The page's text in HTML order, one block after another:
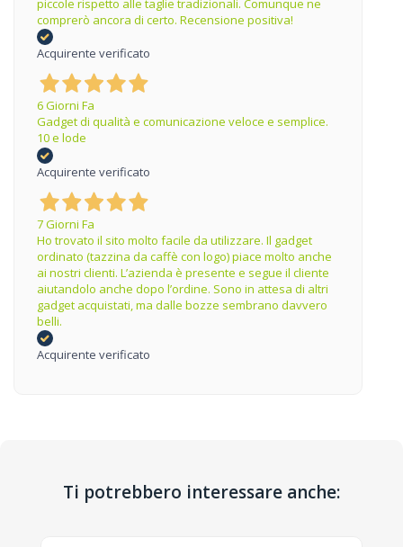
piccole rispetto alle taglie tradizionali. Comunque ne
comprerò ancora di certo. Recensione positiva!
Acquirente verificato
6 Giorni Fa
Gadget di qualità e comunicazione veloce e semplice.
10 e lode
Acquirente verificato
7 Giorni Fa
Ho trovato il sito molto facile da utilizzare. Il gadget
ordinato (tazzina da caffè con logo) piace molto anche
ai nostri clienti. L’azienda è presente e segue il cliente
aiutandolo anche dopo l’ordine. Sono in attesa di altri
gadget acquistati, ma dalle bozze sembrano davvero
belli.
Acquirente verificato
Ti potrebbero interessare anche: